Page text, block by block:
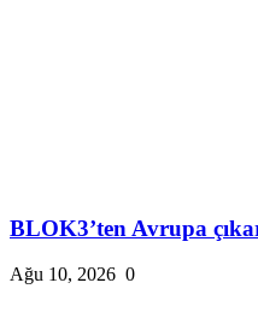
BLOK3’ten Avrupa
Ağu 10, 2026 0